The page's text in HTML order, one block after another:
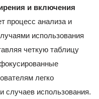
и включения
процесс анализа и
использования
четкую таблицу
легко
случаев использования.